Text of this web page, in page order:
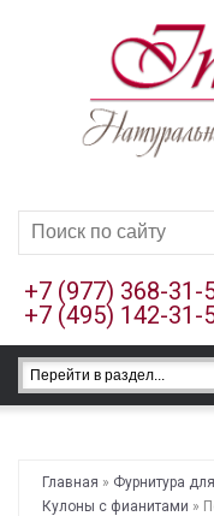
+7 (977) 368-31-
+7 (495) 142-31-
Главная » Фурнитура
Кулоны с фианитами »